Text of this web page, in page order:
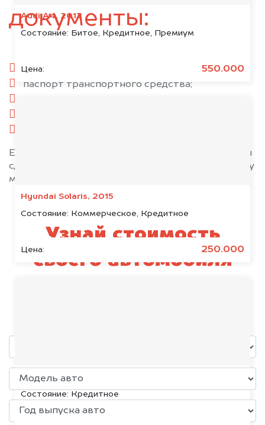
Audi A4, 2013
Состояние: Битое, Кредитное, Премиум
Цена: 550.000
Hyundai Solaris, 2015
Состояние: Коммерческое, Кредитное
Цена: 250.000
KIA K5, 2020
Состояние: Кредитное
документы:
паспорт гражданина РФ;
паспорт транспортного средства;
Если у вас нет всех документов, то наши юристы
сделают всё возможное, чтобы оформить сделку
максимально быстро!
Узнай стоимость
своего автомобиля